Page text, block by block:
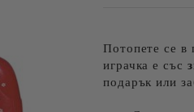
Потопете се в
играчка е със
подарък или